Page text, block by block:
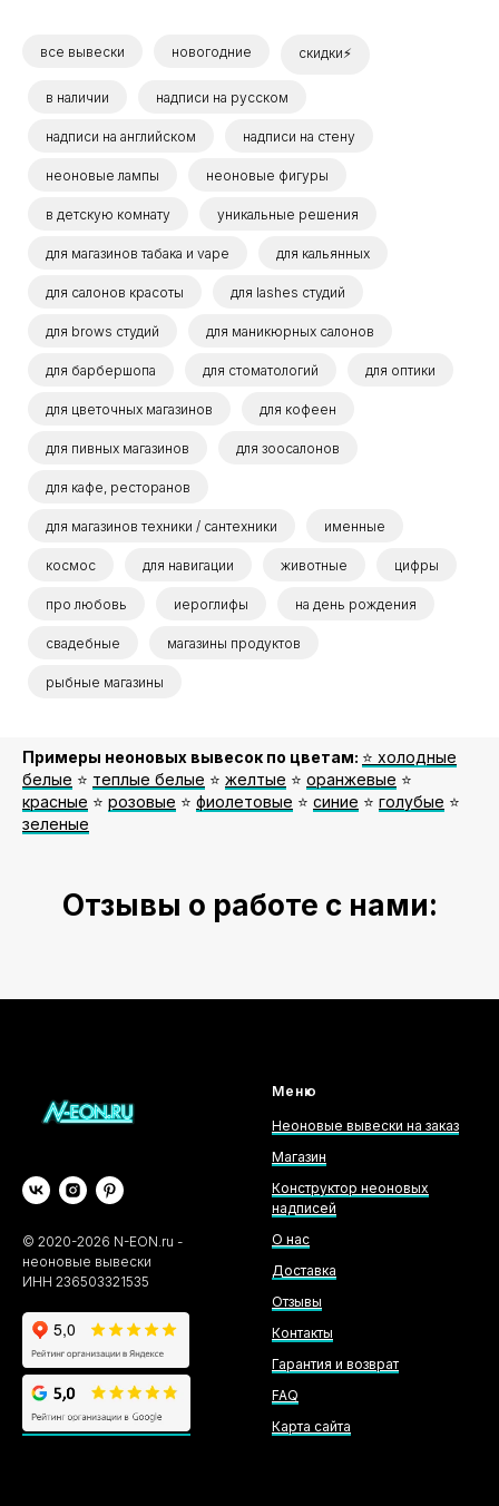
все вывески новогодние скидки⚡
в наличии надписи на русском
надписи на английском надписи на стену
неоновые лампы неоновые фигуры
в детскую комнату уникальные решения
для магазинов табака и vape для кальянных
для салонов красоты для lashes студий
для brows студий для маникюрных салонов
для барбершопа для стоматологий для оптики
для цветочных магазинов для кофеен
для пивных магазинов для зоосалонов
для кафе, ресторанов
для магазинов техники / сантехники именные
космос для навигации животные цифры
про любовь иероглифы на день рождения
свадебные магазины продуктов
рыбные магазины
Примеры неоновых вывесок по цветам: ⭐️ холодные
белые ⭐️ теплые белые ⭐️ желтые ⭐️ оранжевые ⭐️
красные ⭐️ розовые ⭐️ фиолетовые ⭐️ синие ⭐️ голубые ⭐️
зеленые
Отзывы о работе с нами:
© 2020-2026 N-EON.ru -
неоновые вывески
ИНН 236503321535
Меню
Неоновые вывески на заказ
Магазин
Конструктор неоновых
надписей
О нас
Доставка
Отзывы
Контакты
Гарантия и возврат
FAQ
Карта сайта